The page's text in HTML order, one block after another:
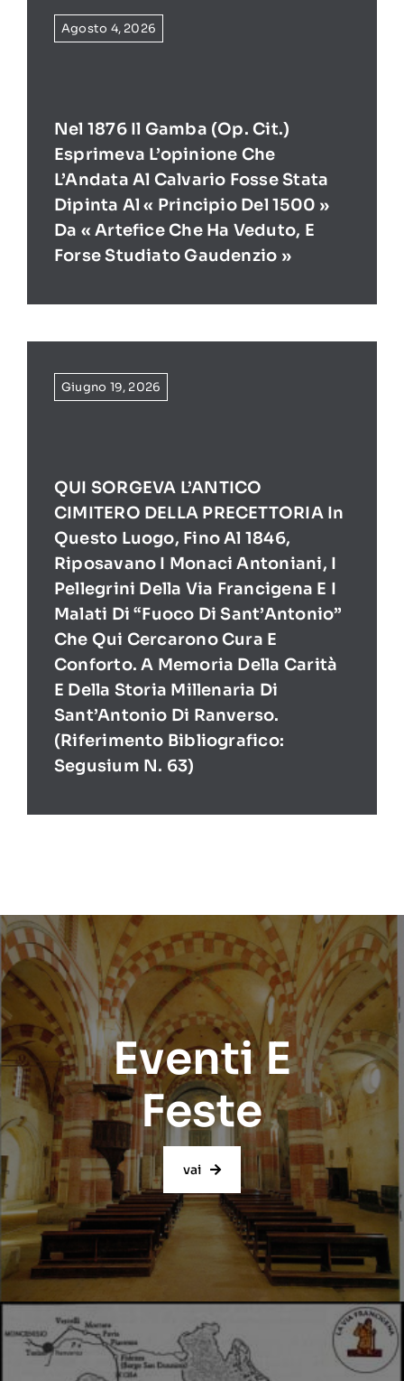
Agosto 4, 2026
Nel 1876 Il Gamba (op. Cit.)
Esprimeva L’opinione Che
L’Andata Al Calvario Fosse Stata
Dipinta Al « Principio Del 1500 »
Da « Artefice Che Ha Veduto, E
Forse Studiato Gaudenzio »
Giugno 19, 2026
QUI SORGEVA L’ANTICO
CIMITERO DELLA PRECETTORIA In
Questo Luogo, Fino Al 1846,
Riposavano I Monaci Antoniani, I
Pellegrini Della Via Francigena E I
Malati Di “Fuoco Di Sant’Antonio”
Che Qui Cercarono Cura E
Conforto. A Memoria Della Carità
E Della Storia Millenaria Di
Sant’Antonio Di Ranverso.
(Riferimento Bibliografico:
Segusium N. 63)
Eventi E
Feste
vai